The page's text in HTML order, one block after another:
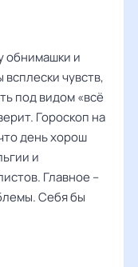
обнимашки и
чувств,
под видом «всё
Гороскоп на
день хорош
и
Главное –
Себя бы